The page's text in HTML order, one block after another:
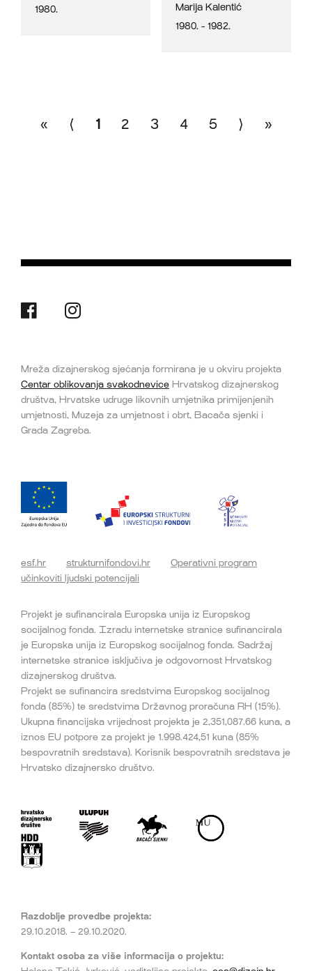
1980.
Marija Kalentić
1980. - 1982.
« ⟨ 1 2 3 4 5 ⟩ »
Mreža dizajnerskog sjećanja formirana je u okviru projekta
Centar oblikovanja svakodnevice Hrvatskog dizajnerskog
društva, Hrvatske udruge likovnih umjetnika primijenjenih
umjetnosti, Muzeja za umjetnost i obrt, Bacača sjenki i
Grada Zagreba.
esf.hr strukturnifondovi.hr
Operativni program
učinkoviti ljudski potencijali
Projekt je sufinancirala Europska unija iz Europskog
socijalnog fonda. Izradu internetske stranice sufinancirala
je Europska unija iz Europskog socijalnog fonda. Sadržaj
internetske stranice isključiva je odgovornost Hrvatskog
dizajnerskog društva.
Projekt se sufinancira sredstvima Europskog socijalnog
fonda (85%) te sredstvima Državnog proračuna RH (15%).
Ukupna financijska vrijednost projekta je 2,351,087.66 kuna, a
iznos EU potpore za projekt je 1.998.424,51 kuna (85%
bespovratnih sredstava). Korisnik bespovratnih sredstava je
Hrvatsko dizajnersko društvo.
Razdoblje provedbe projekta:
29.10.2018. – 29.10.2020.
Kontakt osoba za više informacija o projektu: